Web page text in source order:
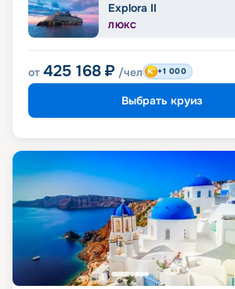
Explora II
ЛЮКС
от 425 168 ₽ /чел +1 000
Выбрать круиз